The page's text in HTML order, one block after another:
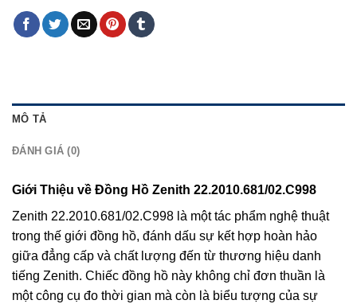
MÔ TẢ
ĐÁNH GIÁ (0)
Giới Thiệu về Đồng Hồ Zenith 22.2010.681/02.C998
Zenith 22.2010.681/02.C998 là một tác phẩm nghệ thuật
trong thế giới đồng hồ, đánh dấu sự kết hợp hoàn hảo
giữa đẳng cấp và chất lượng đến từ thương hiệu danh
tiếng Zenith. Chiếc đồng hồ này không chỉ đơn thuần là
một công cụ đo thời gian mà còn là biểu tượng của sự